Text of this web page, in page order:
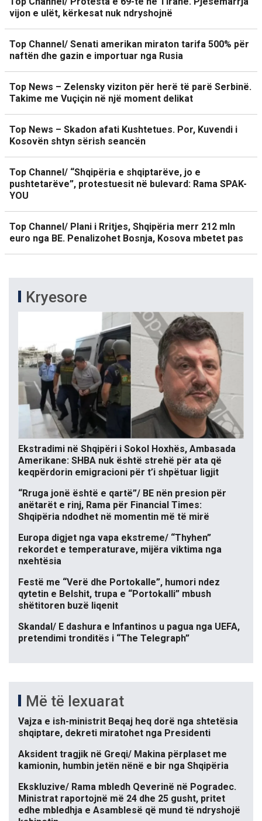
vijon e ulët, kërkesat nuk ndryshojnë
Top Channel/ Senati amerikan miraton tarifa 500% për
naftën dhe gazin e importuar nga Rusia
Top News – Zelensky viziton për herë të parë Serbinë.
Takime me Vuçiçin në një moment delikat
Top News – Skadon afati Kushtetues. Por, Kuvendi i
Kosovën shtyn sërish seancën
Top Channel/ “Shqipëria e shqiptarëve, jo e
pushtetarëve”, protestuesit në bulevard: Rama SPAK-
YOU
Top Channel/ Plani i Rritjes, Shqipëria merr 212 mln
euro nga BE. Penalizohet Bosnja, Kosova mbetet pas
Kryesore
Ekstradimi në Shqipëri i Sokol Hoxhës, Ambasada
Amerikane: SHBA nuk është strehë për ata që
keqpërdorin emigracioni për t’i shpëtuar ligjit
“Rruga jonë është e qartë”/ BE nën presion për
anëtarët e rinj, Rama për Financial Times:
Shqipëria ndodhet në momentin më të mirë
Europa digjet nga vapa ekstreme/ “Thyhen”
rekordet e temperaturave, mijëra viktima nga
nxehtësia
Festë me “Verë dhe Portokalle”, humori ndez
qytetin e Belshit, trupa e “Portokalli” mbush
shëtitoren buzë liqenit
Skandal/ E dashura e Infantinos u pagua nga UEFA,
pretendimi tronditës i “The Telegraph”
Më të lexuarat
Vajza e ish-ministrit Beqaj heq dorë nga shtetësia
shqiptare, dekreti miratohet nga Presidenti
Aksident tragjik në Greqi/ Makina përplaset me
kamionin, humbin jetën nënë e bir nga Shqipëria
Ekskluzive/ Rama mbledh Qeverinë në Pogradec.
Ministrat raportojnë më 24 dhe 25 gusht, pritet
edhe mbledhja e Asamblesë që mund të ndryshojë